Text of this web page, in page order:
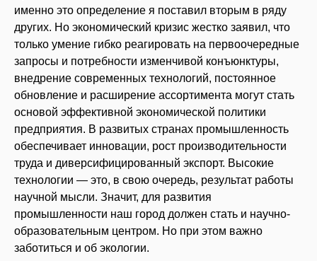
именно это определение я поставил вторым в ряду
других. Но экономический кризис жестко заявил, что
только умение гибко реагировать на первоочередные
запросы и потребности изменчивой конъюнктуры,
внедрение современных технологий, постоянное
обновление и расширение ассортимента могут стать
основой эффективной экономической политики
предприятия. В развитых странах промышленность
обеспечивает инновации, рост производительности
труда и диверсифицированный экспорт. Высокие
технологии — это, в свою очередь, результат работы
научной мысли. Значит, для развития
промышленности наш город должен стать и научно-
образовательным центром. Но при этом важно
заботиться и об экологии.